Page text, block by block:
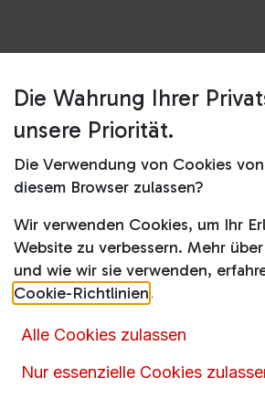
BEP64110BB
BEP64110BB
Produktdatenblatt
395,68€ inkl. MwSt.799,00 €
In den Warenkorb
Die Wahrung Ihrer
unsere Priorität.
Die Verwendung von Cookies
diesem Browser zulassen?
Wir verwenden Cookies, um Ihr
Website zu verbessern. Mehr
und wie wir sie verwenden,
Cookie-Richtlinien.
Alle Cookies zulassen
Nur essenzielle Cookies